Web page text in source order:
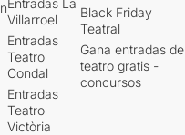
Villarroel
Entradas
Teatro
Condal
Entradas
Teatro
Victòria
Black Friday
Teatral
Gana entradas de
teatro gratis -
concursos